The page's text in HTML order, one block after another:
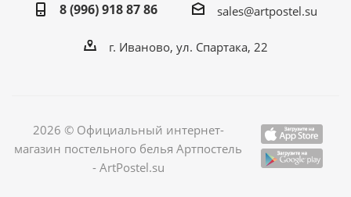
8 (996) 918 87 86
sales@artpostel.su
г. Иваново, ул. Спартака, 22
2026 © Официальный интернет-
магазин постельного белья Артпостель
- ArtPostel.su